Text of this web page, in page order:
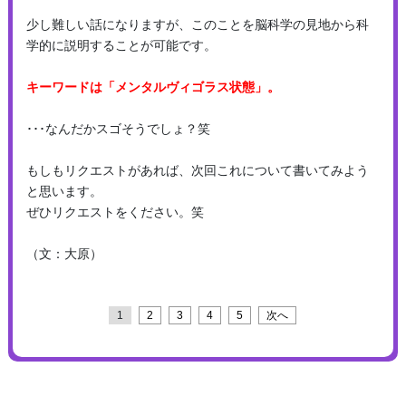
少し難しい話になりますが、このことを脳科学の見地から科
学的に説明することが可能です。
キーワードは「メンタルヴィゴラス状態」。
･･･なんだかスゴそうでしょ？笑
もしもリクエストがあれば、次回これについて書いてみよう
と思います。
ぜひリクエストをください。笑
（文：大原）
1 2 3 4 5 次へ